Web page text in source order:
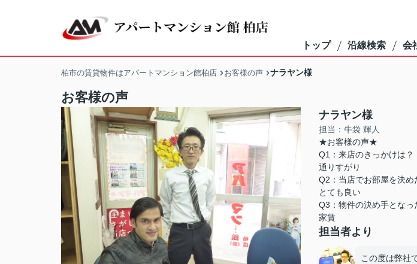
トップ 沿線検索 会
柏市の賃貸物件はアパートマンション館柏店 お客様の声 ナラヤン様
お客様の声
ナラヤン様
担当：牛袋 輝人
★お客様の声★
Q1：来店のきっかけは？
通りすがり
Q2：当店でお部屋を決め
とても良い
Q3：物件の決め手となっ
家賃
担当者より
この度は弊社